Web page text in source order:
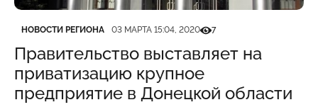
Категория
НОВОСТИ РЕГИОНА
Дата публикации 03 МАРТА 15:04, 2020Кількість переглядів
7
Правительство выставляет на
приватизацию крупное
предприятие в Донецкой области